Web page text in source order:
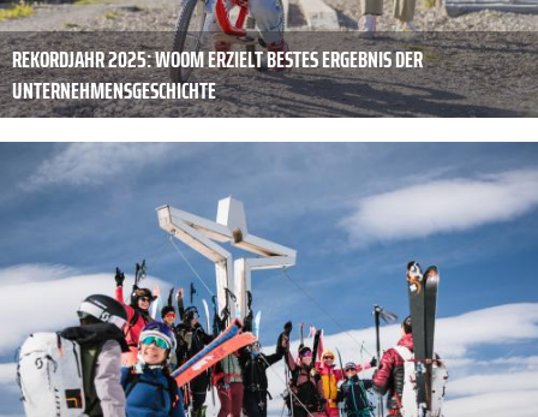
REKORDJAHR 2025: WOOM ERZIELT BESTES ERGEBNIS DER
UNTERNEHMENSGESCHICHTE